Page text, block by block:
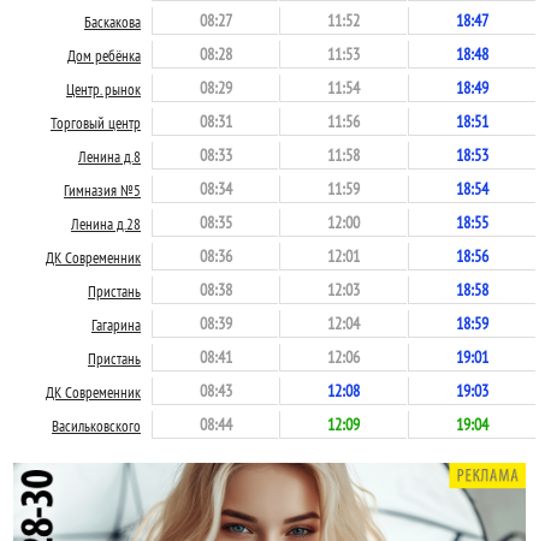
Баскакова 08:27 11:52 18:47
Дом ребёнка 08:28 11:53 18:48
Центр. рынок 08:29 11:54 18:49
Торговый центр 08:31 11:56 18:51
Ленина д.8 08:33 11:58 18:53
Гимназия №5 08:34 11:59 18:54
Ленина д.28 08:35 12:00 18:55
ДК Современник 08:36 12:01 18:56
Пристань 08:38 12:03 18:58
Гагарина 08:39 12:04 18:59
Пристань 08:41 12:06 19:01
ДК Современник 08:43 12:08 19:03
Васильковского 08:44 12:09 19:04